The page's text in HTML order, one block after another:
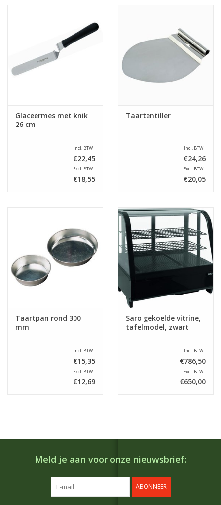
Glaceermes met knik
26 cm
Incl. BTW
€22,45
Excl. BTW
€18,55
Taartentiller
Incl. BTW
€24,26
Excl. BTW
€20,05
Taartpan rond 300
mm
Incl. BTW
€15,35
Excl. BTW
€12,69
Saro gekoelde vitrine,
tafelmodel, zwart
Incl. BTW
€786,50
Excl. BTW
€650,00
Meld je aan voor onze nieuwsbrief:
ABONNEER